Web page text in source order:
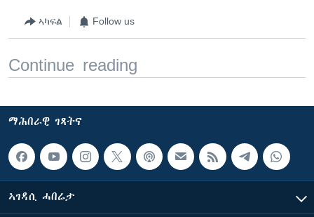
ኣካፍል Follow us
Continue reading
ማሕበራዊ ገጻትና
ኣገዳሲ ሓበሬታ